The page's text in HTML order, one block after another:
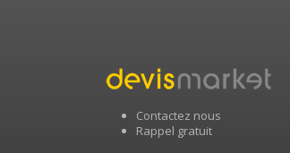
Contactez nous
Rappel gratuit